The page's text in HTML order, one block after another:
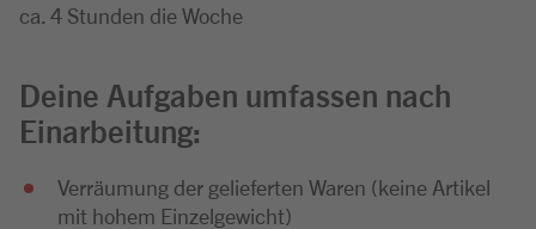
ca. 4 Stunden die Woche
Deine Aufgaben umfassen nach
Einarbeitung:
Verräumung der gelieferten Waren (keine Artikel
mit hohem Einzelgewicht)